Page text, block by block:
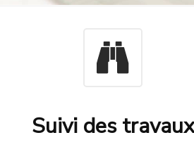
Suivi des travaux